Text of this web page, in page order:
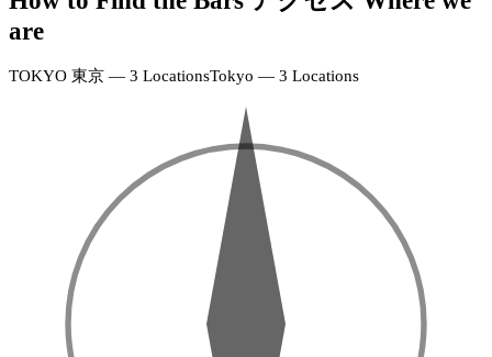
are
TOKYO 東京 — 3 LocationsTokyo — 3 Locations
KAGURAZAKA
店
19:00–
EBISU
恵
比
寿
店
楽
24:00
N